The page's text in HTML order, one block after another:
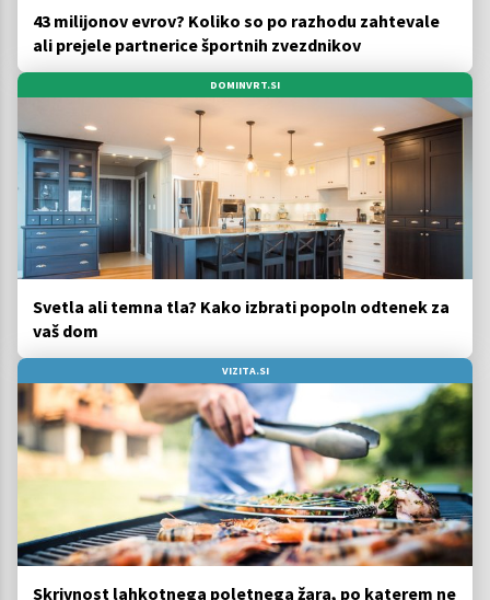
43 milijonov evrov? Koliko so po razhodu zahtevale
ali prejele partnerice športnih zvezdnikov
DOMINVRT.SI
Svetla ali temna tla? Kako izbrati popoln odtenek za
vaš dom
VIZITA.SI
Skrivnost lahkotnega poletnega žara, po katerem ne